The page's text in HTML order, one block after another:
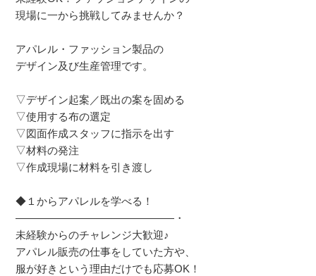
現場に一から挑戦してみませんか？
アパレル・ファッション製品の
デザイン及び生産管理です。
▽デザイン起案／既出の案を固める
▽使用する布の選定
▽図面作成スタッフに指示を出す
▽材料の発注
▽作成現場に材料を引き渡し
◆１からアパレルを学べる！
―――――――――――――――・
未経験からのチャレンジ大歓迎♪
アパレル販売の仕事をしていた方や、
服が好きという理由だけでも応募OK！